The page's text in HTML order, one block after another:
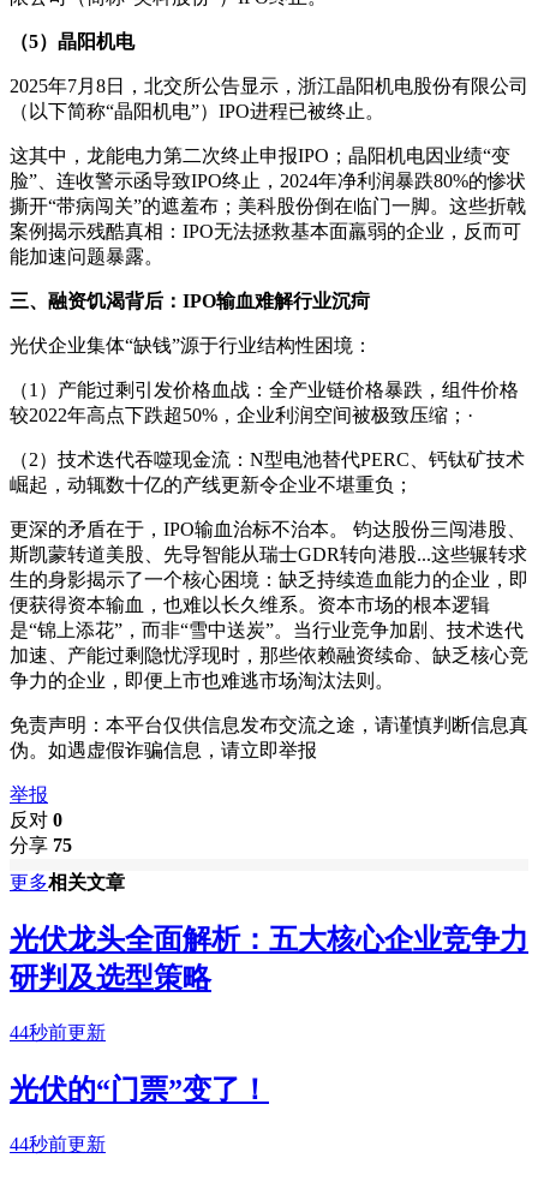
（5）晶阳机电
2025年7月8日，北交所公告显示，浙江晶阳机电股份有限公司
（以下简称“晶阳机电”）IPO进程已被终止。
这其中，龙能电力第二次终止申报IPO；晶阳机电因业绩“变
脸”、连收警示函导致IPO终止，2024年净利润暴跌80%的惨状
撕开“带病闯关”的遮羞布；美科股份倒在临门一脚。这些折戟
案例揭示残酷真相：IPO无法拯救基本面羸弱的企业，反而可
能加速问题暴露。
三、融资饥渴背后：IPO输血难解行业沉疴
光伏企业集体“缺钱”源于行业结构性困境：
（1）产能过剩引发价格血战：全产业链价格暴跌，组件价格
较2022年高点下跌超50%，企业利润空间被极致压缩；·
（2）技术迭代吞噬现金流：N型电池替代PERC、钙钛矿技术
崛起，动辄数十亿的产线更新令企业不堪重负；
更深的矛盾在于，IPO输血治标不治本。 钧达股份三闯港股、
斯凯蒙转道美股、先导智能从瑞士GDR转向港股...这些辗转求
生的身影揭示了一个核心困境：缺乏持续造血能力的企业，即
便获得资本输血，也难以长久维系。资本市场的根本逻辑
是“锦上添花”，而非“雪中送炭”。当行业竞争加剧、技术迭代
加速、产能过剩隐忧浮现时，那些依赖融资续命、缺乏核心竞
争力的企业，即便上市也难逃市场淘汰法则。
免责声明：本平台仅供信息发布交流之途，请谨慎判断信息真
伪。如遇虚假诈骗信息，请立即举报
举报
反对 0
分享 75
更多相关文章
光伏龙头全面解析：五大核心企业竞争力
研判及选型策略
44秒前更新
光伏的“门票”变了！
44秒前更新